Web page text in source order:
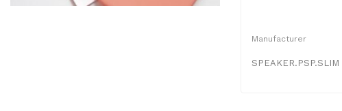
Manufacturer
SPEAKER.PSP.SLIM